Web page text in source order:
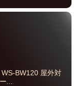
WS-BW120 屋外対
...